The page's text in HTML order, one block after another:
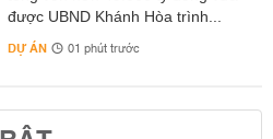
được UBND Khánh Hòa trình...
DỰ ÁN 01 phút trước